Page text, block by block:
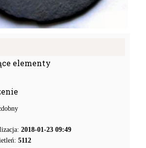
elementy
2018-01-23 09:49
5112